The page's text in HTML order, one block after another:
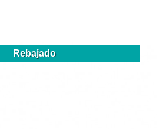
Rebajado